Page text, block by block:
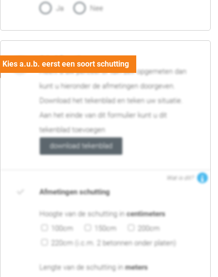
Ja Nee
04. Afmetingen
Heeft u uw perceel of tuin zelf opgemeten dan
kunt u hieronder de afmetingen doorgeven.
Download het tekenblad en teken uw situatie.
Aan het einde van dit formulier kunt u dit
tekenblad toevoegen
download tekenblad
Wat is dit?
Afmetingen schutting
Hoogte van de schutting incentimeters
100cm
150cm
200cm
220cm (i.c.m. 2 betonnen onder platen)
Lengte van de schutting inmeters